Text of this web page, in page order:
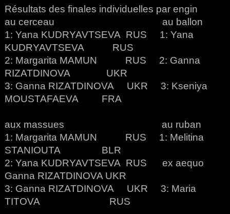
Résultats des finales individuelles par engin
au cerceau au ballon
1: Yana KUDRYAVTSEVA RUS 1: Yana
KUDRYAVTSEVA RUS
2: Margarita MAMUN RUS 2: Ganna
RIZATDINOVA UKR
3: Ganna RIZATDINOVA UKR 3: Kseniya
MOUSTAFAEVA FRA
aux massues au ruban
1: Margarita MAMUN RUS 1: Melitina
STANIOUTA BLR
2: Yana KUDRYAVTSEVA RUS ex aequo
Ganna RIZATDINOVA UKR
3: Ganna RIZATDINOVA UKR 3: Maria
TITOVA RUS